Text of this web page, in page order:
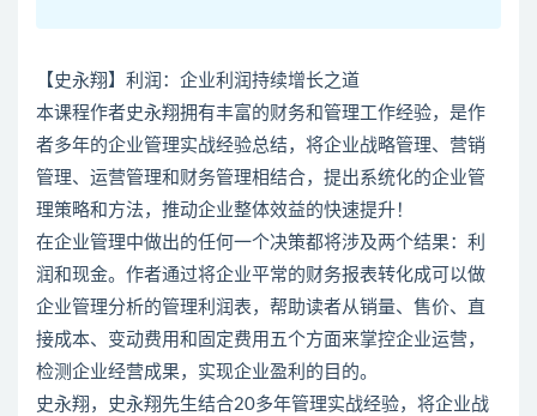
【史永翔】利润：企业利润持续增长之道
本课程作者史永翔拥有丰富的财务和管理工作经验，是作
者多年的企业管理实战经验总结，将企业战略管理、营销
管理、运营管理和财务管理相结合，提出系统化的企业管
理策略和方法，推动企业整体效益的快速提升！
在企业管理中做出的任何一个决策都将涉及两个结果：利
润和现金。作者通过将企业平常的财务报表转化成可以做
企业管理分析的管理利润表，帮助读者从销量、售价、直
接成本、变动费用和固定费用五个方面来掌控企业运营，
检测企业经营成果，实现企业盈利的目的。
史永翔，史永翔先生结合20多年管理实战经验，将企业战